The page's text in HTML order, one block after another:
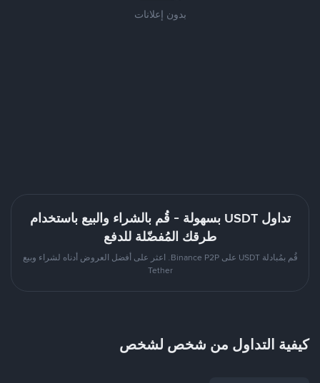
بدون إعلانات
تداول USDT بسهولة - قُم بالشراء والبيع باستخدام
طرقك المُفضّلة للدفع
قُم بمُبادلة USDT على Binance P2P. اعثر على أفضل العروض أدناه لشراء وبيع
Tether
كيفية التداول من شخص لشخص